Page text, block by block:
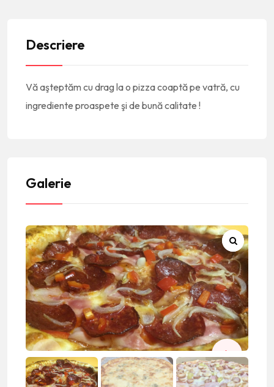
Descriere
Vă aşteptăm cu drag la o pizza coaptă pe vatră, cu
ingrediente proaspete şi de bună calitate !
Galerie